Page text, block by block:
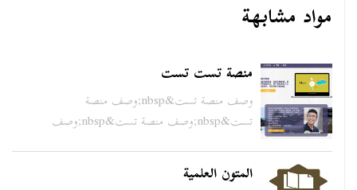
مواد مشابهة
منصة تست تست
وصف منصة تست&nbsp;وصف منصة
تست&nbsp;وصف منصة تست&nbsp;وصف
المتون العلمية